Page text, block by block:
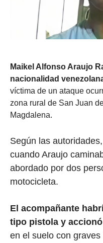
Maikel Alfonso Araujo
nacionalidad
víctima de un ataque
zona rural de San Juan
Magdalena.
Según las
cuando Araujo
abordado por dos
motocicleta.
El acompañante
tipo pistola y
en el suelo con graves